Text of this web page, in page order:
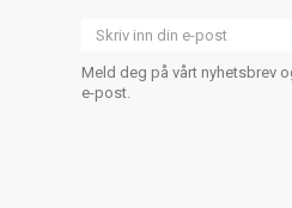
Meld deg på vårt nyhetsbrev
e-post.